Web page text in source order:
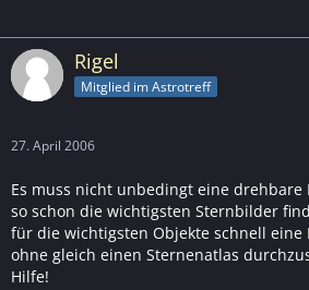
Rigel
Mitglied im Astrotreff
27. April 2006
Es muss nicht unbedingt eine drehbare
so schon die wichtigsten Sternbilder
für die wichtigsten Objekte schnell eine
ohne gleich einen Sternenatlas
Hilfe!